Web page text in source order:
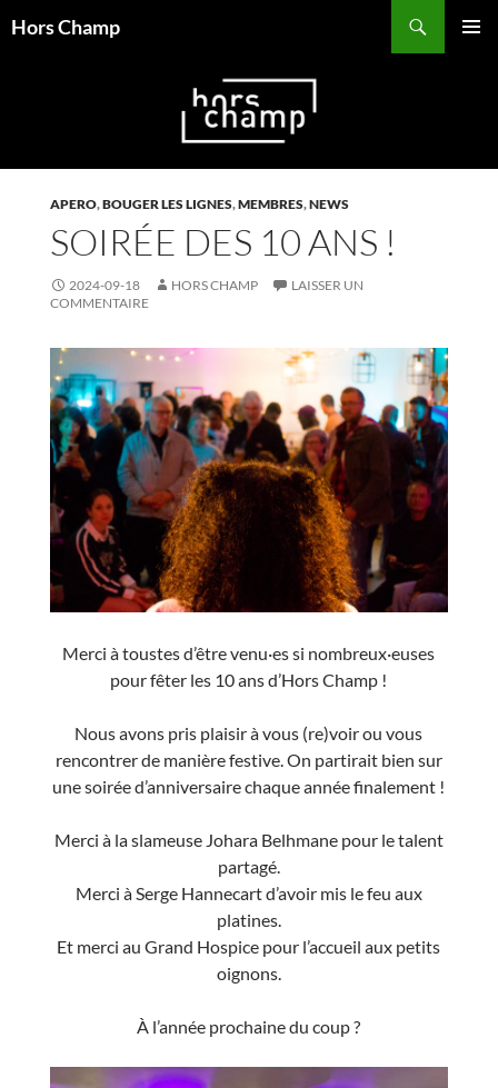
auHors Champ
APERO,BOUGER LES LIGNES,MEMBRES,NEWS
SOIRÉE DES 10 ANS !
2024-09-18 HORS CHAMP
LAISSER UN
COMMENTAIRE
Merci à toustes d’être venu·es si nombreux·euses
pour fêter les 10 ans d’Hors Champ !
Nous avons pris plaisir à vous (re)voir ou vous
rencontrer de manière festive. On partirait bien sur
une soirée d’anniversaire chaque année finalement !
Merci à la slameuse Johara Belhmane pour le talent
partagé.
Merci à Serge Hannecart d’avoir mis le feu aux
platines.
Et merci au Grand Hospice pour l’accueil aux petits
oignons.
À l’année prochaine du coup ?